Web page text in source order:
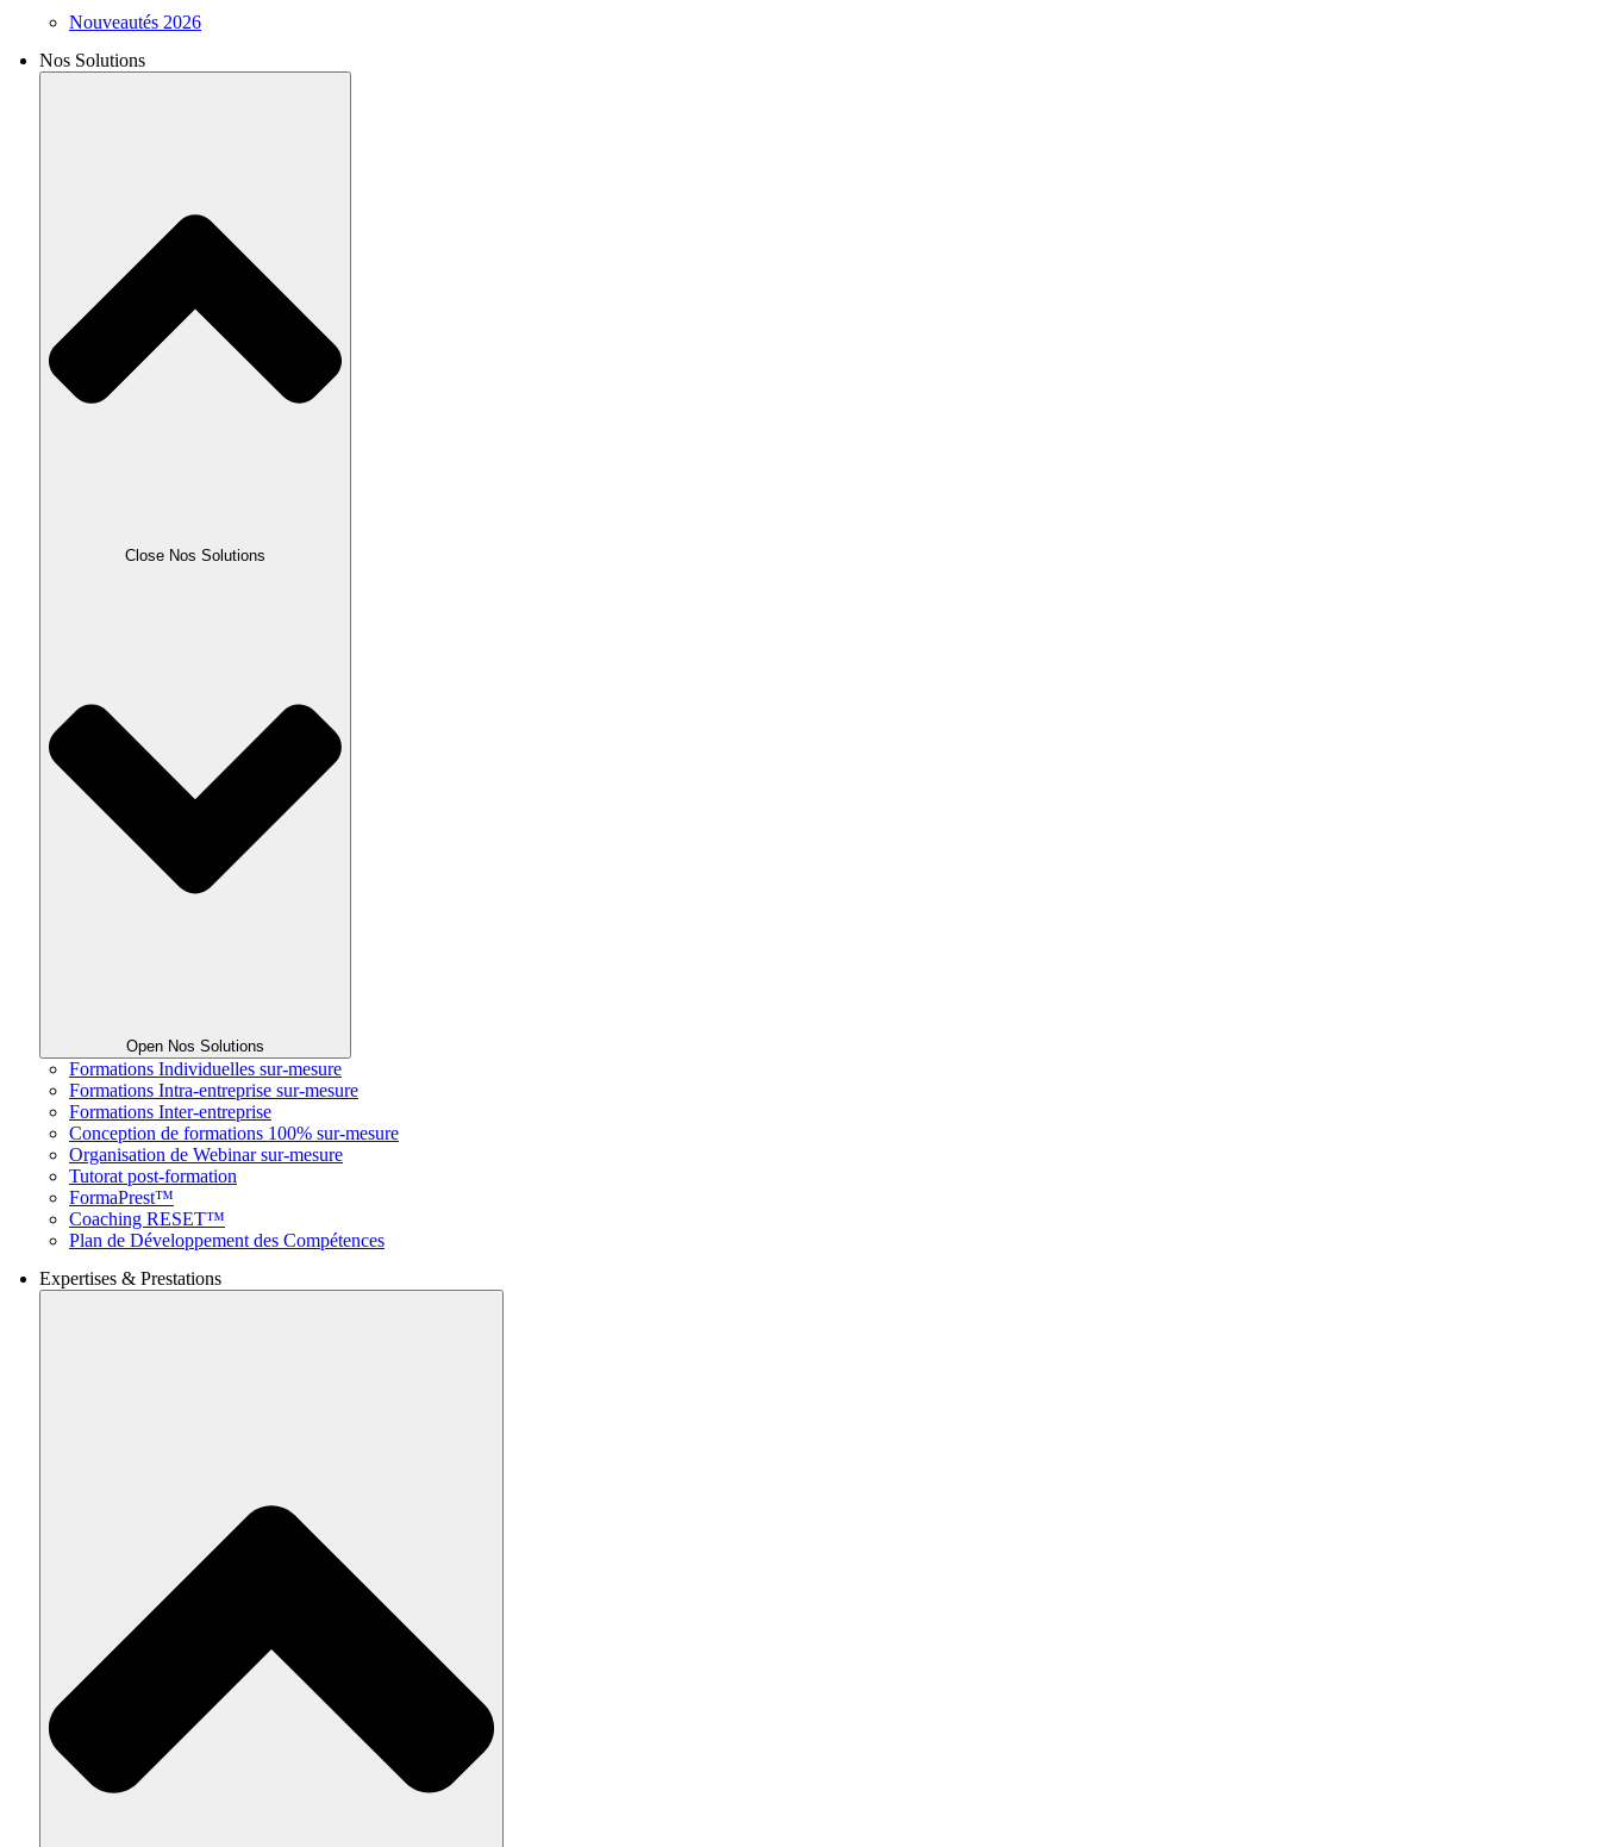
Nouveautés 2026
Nos Solutions
Close Nos Solutions
Open Nos Solutions
Formations Individuelles sur-mesure
Formations Intra-entreprise sur-mesure
Formations Inter-entreprise
Conception de formations 100% sur-mesure
Organisation de Webinar sur-mesure
Tutorat post-formation
FormaPrest™
Coaching RESET™
Plan de Développement des Compétences
Expertises & Prestations